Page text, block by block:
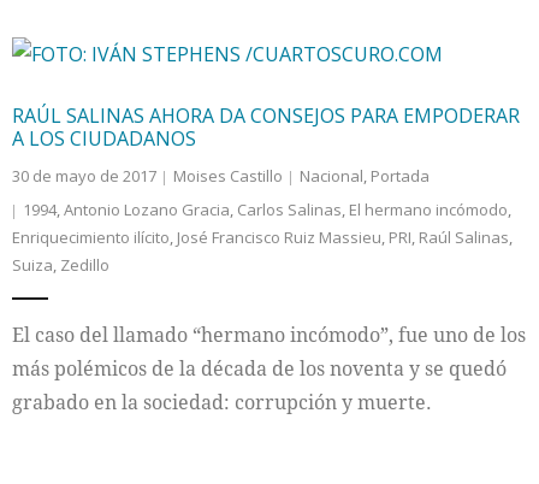
RAÚL SALINAS AHORA DA CONSEJOS PARA EMPODERAR
A LOS CIUDADANOS
30 de mayo de 2017 Moises Castillo Nacional, Portada
1994,Antonio Lozano Gracia, Carlos Salinas, El hermano incómodo,
Enriquecimiento ilícito, José Francisco Ruiz Massieu, PRI, Raúl Salinas,
Suiza, Zedillo
El caso del llamado “hermano incómodo”, fue uno de los
más polémicos de la década de los noventa y se quedó
grabado en la sociedad: corrupción y muerte.